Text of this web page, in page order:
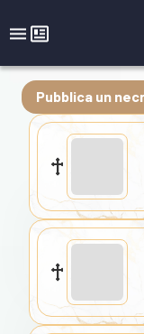
Pubblica un